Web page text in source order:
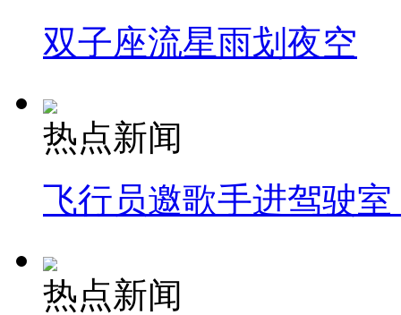
双子座流星雨划夜空
热点新闻
飞行员邀歌手进驾驶
热点新闻